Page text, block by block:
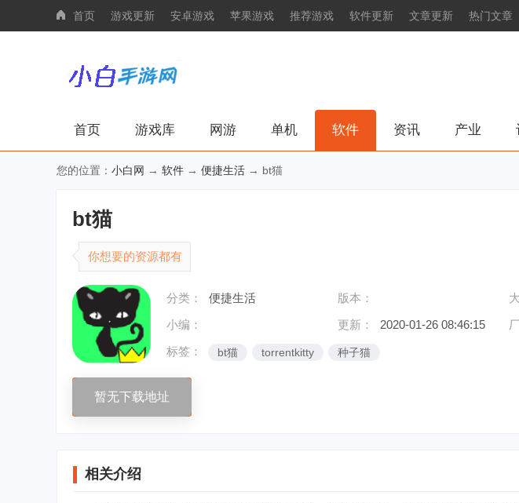
首页 游戏更新 安卓游戏 苹果游戏 推荐游戏 软件更新 文章更新 热门文章
首页 游戏库 网游 单机 软件 资讯 产业
您的位置： 小白网 → 软件 → 便捷生活 → bt猫
bt猫
你想要的资源都有
分类： 便捷生活 版本：
小编：
更新： 2020-01-26 08:46:15
标签：
bt猫 torrentkitty 种子猫
暂无下载地址
相关介绍